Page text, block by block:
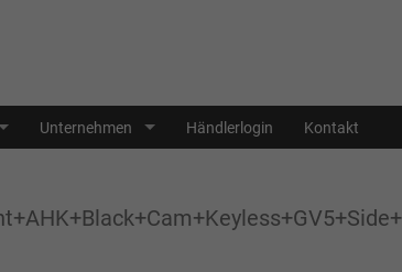
Unternehmen Händlerlogin Kontakt